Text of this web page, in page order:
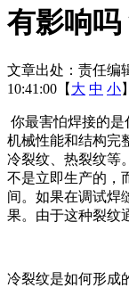
有影响吗
文章出处： 责任编
10:41:00【 大 中 小】
你最害怕焊接的
机械性能和结构完
冷裂纹、热裂纹等
不是立即生产的，
间。如果在调试焊
果。由于这种裂纹
冷裂纹是如何形成